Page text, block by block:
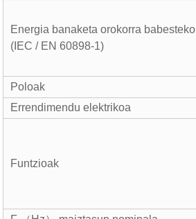
Energia banaketa orokorra babesteko
(IEC / EN 60898-1)
Poloak
Errendimendu elektrikoa
Funtzioak